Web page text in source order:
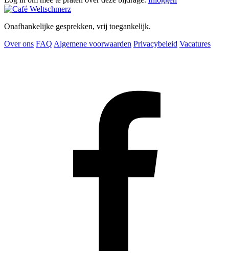
Onafhankelijke gesprekken, vrij toegankelijk.
Over ons FAQ Algemene voorwaarden Privacybeleid Vacatures